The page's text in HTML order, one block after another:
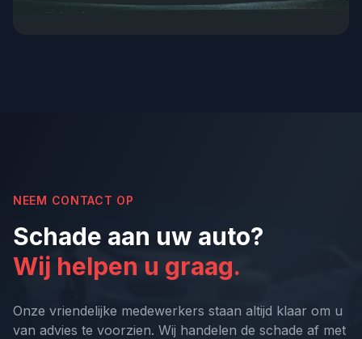
NEEM CONTACT OP
Schade aan uw auto?
Wij helpen u graag.
Onze vriendelijke medewerkers staan altijd klaar om u
van advies te voorzien. Wij handelen de schade af met